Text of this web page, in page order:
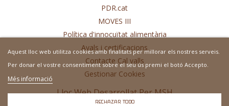
PDR.cat
MOVES III
Política d'innocuïtat alimentària
Avals i certificacions
Contacte Cal valls
Gestionar Cookies
Lloc Web Desarrollat PerMSH
Aquest lloc web utilitza cookies amb finalitats per millorar els nostres serveis.
Per donar el vostre consentiment sobre el seu ús premi el botó Accepto.
Més informació
RECHAZAR TODO